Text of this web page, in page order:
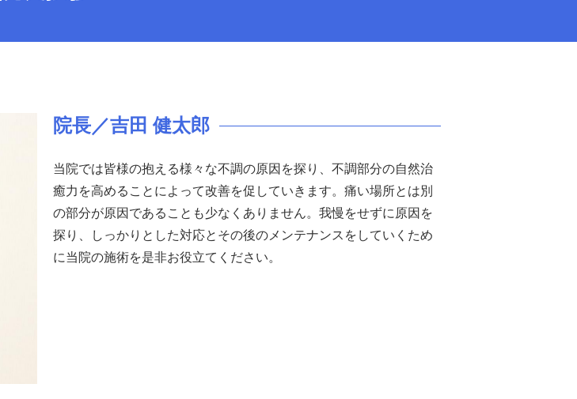
院長／吉田 健太郎
当院では皆様の抱える様々な不調の原因を探り、不調部分の自然治
癒力を高めることによって改善を促していきます。痛い場所とは別
の部分が原因であることも少なくありません。我慢をせずに原因を
探り、しっかりとした対応とその後のメンテナンスをしていくため
に当院の施術を是非お役立てください。